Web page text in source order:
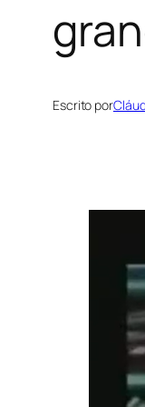
Escrito por